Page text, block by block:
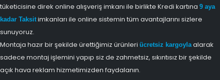
tüketicisine direk online alışveriş imkanı ile birlikte Kredi kartına 9 aya
kadar Taksitimkanları ile online sistemin tüm avantajlarını sizlere
sunuyoruz.
Montaja hazır bir şekilde ürettiğimiz ürünleri ücretsiz kargoylaalarak
sadece montaj işlemini yapıp siz de zahmetsiz, sıkıntısız bir şekilde
açık hava reklam hizmetimizden faydalanın.